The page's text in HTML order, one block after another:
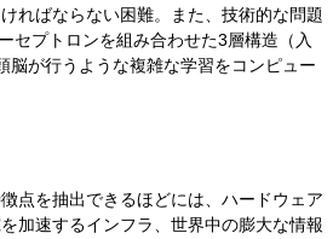
ればならない困難。また、技術的な問題
セプトロンを組み合わせた3層構造（入
脳が行うような複雑な学習をコンピュー
点を抽出できるほどには、ハードウェア
加速するインフラ、世界中の膨大な情報